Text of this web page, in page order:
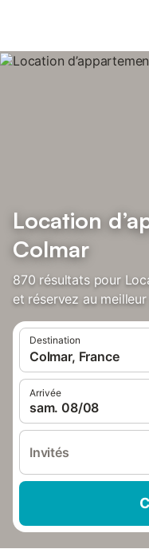
Location
Colmar
870 résultats pour
et réservez au
Destination
Colmar, France
Arrivée
sam. 08/08
Invités